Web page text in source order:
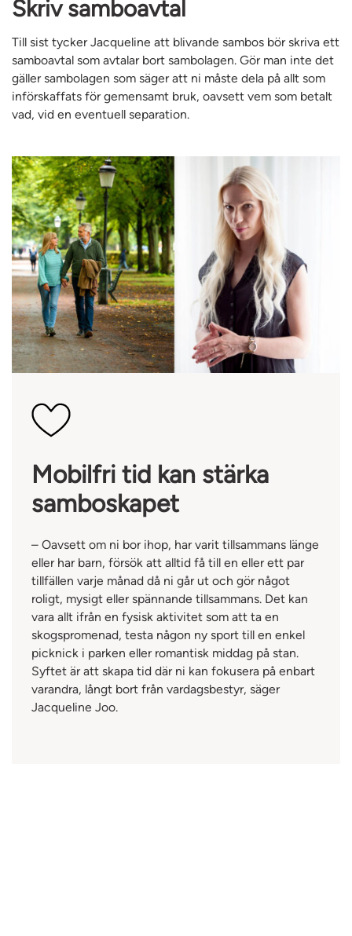
Skriv samboavtal
Till sist tycker Jacqueline att blivande sambos bör skriva ett
samboavtal som avtalar bort sambolagen. Gör man inte det
gäller sambolagen som säger att ni måste dela på allt som
införskaffats för gemensamt bruk, oavsett vem som betalt
vad, vid en eventuell separation.
Mobilfri tid kan stärka
samboskapet
– Oavsett om ni bor ihop, har varit tillsammans länge
eller har barn, försök att alltid få till en eller ett par
tillfällen varje månad då ni går ut och gör något
roligt, mysigt eller spännande tillsammans. Det kan
vara allt ifrån en fysisk aktivitet som att ta en
skogspromenad, testa någon ny sport till en enkel
picknick i parken eller romantisk middag på stan.
Syftet är att skapa tid där ni kan fokusera på enbart
varandra, långt bort från vardagsbestyr, säger
Jacqueline Joo.